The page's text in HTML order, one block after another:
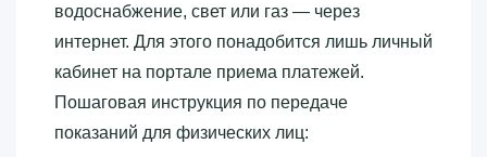
водоснабжение, свет или газ — через
интернет. Для этого понадобится лишь личный
кабинет на портале приема платежей.
Пошаговая инструкция по передаче
показаний для физических лиц: